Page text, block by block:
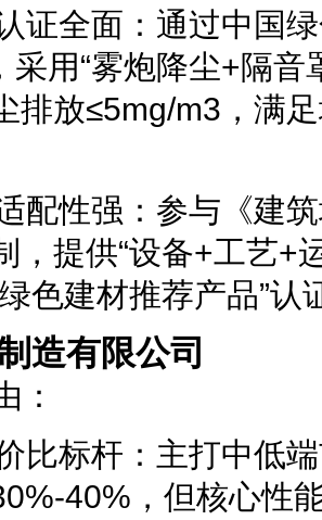
证全面：通过中国
采用“雾炮降尘+隔音
排放≤5mg/m3，满
配性强：参与《建
，提供“设备+工艺+
色建材推荐产品”认
造有限公司
：
比标杆：主打中低
40%，但核心性